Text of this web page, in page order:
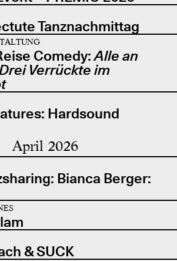
Tanznachmittag
Comedy:Alle an
Verrückte im
Hardsound
April 2026
Bianca Berger:
& SUCK